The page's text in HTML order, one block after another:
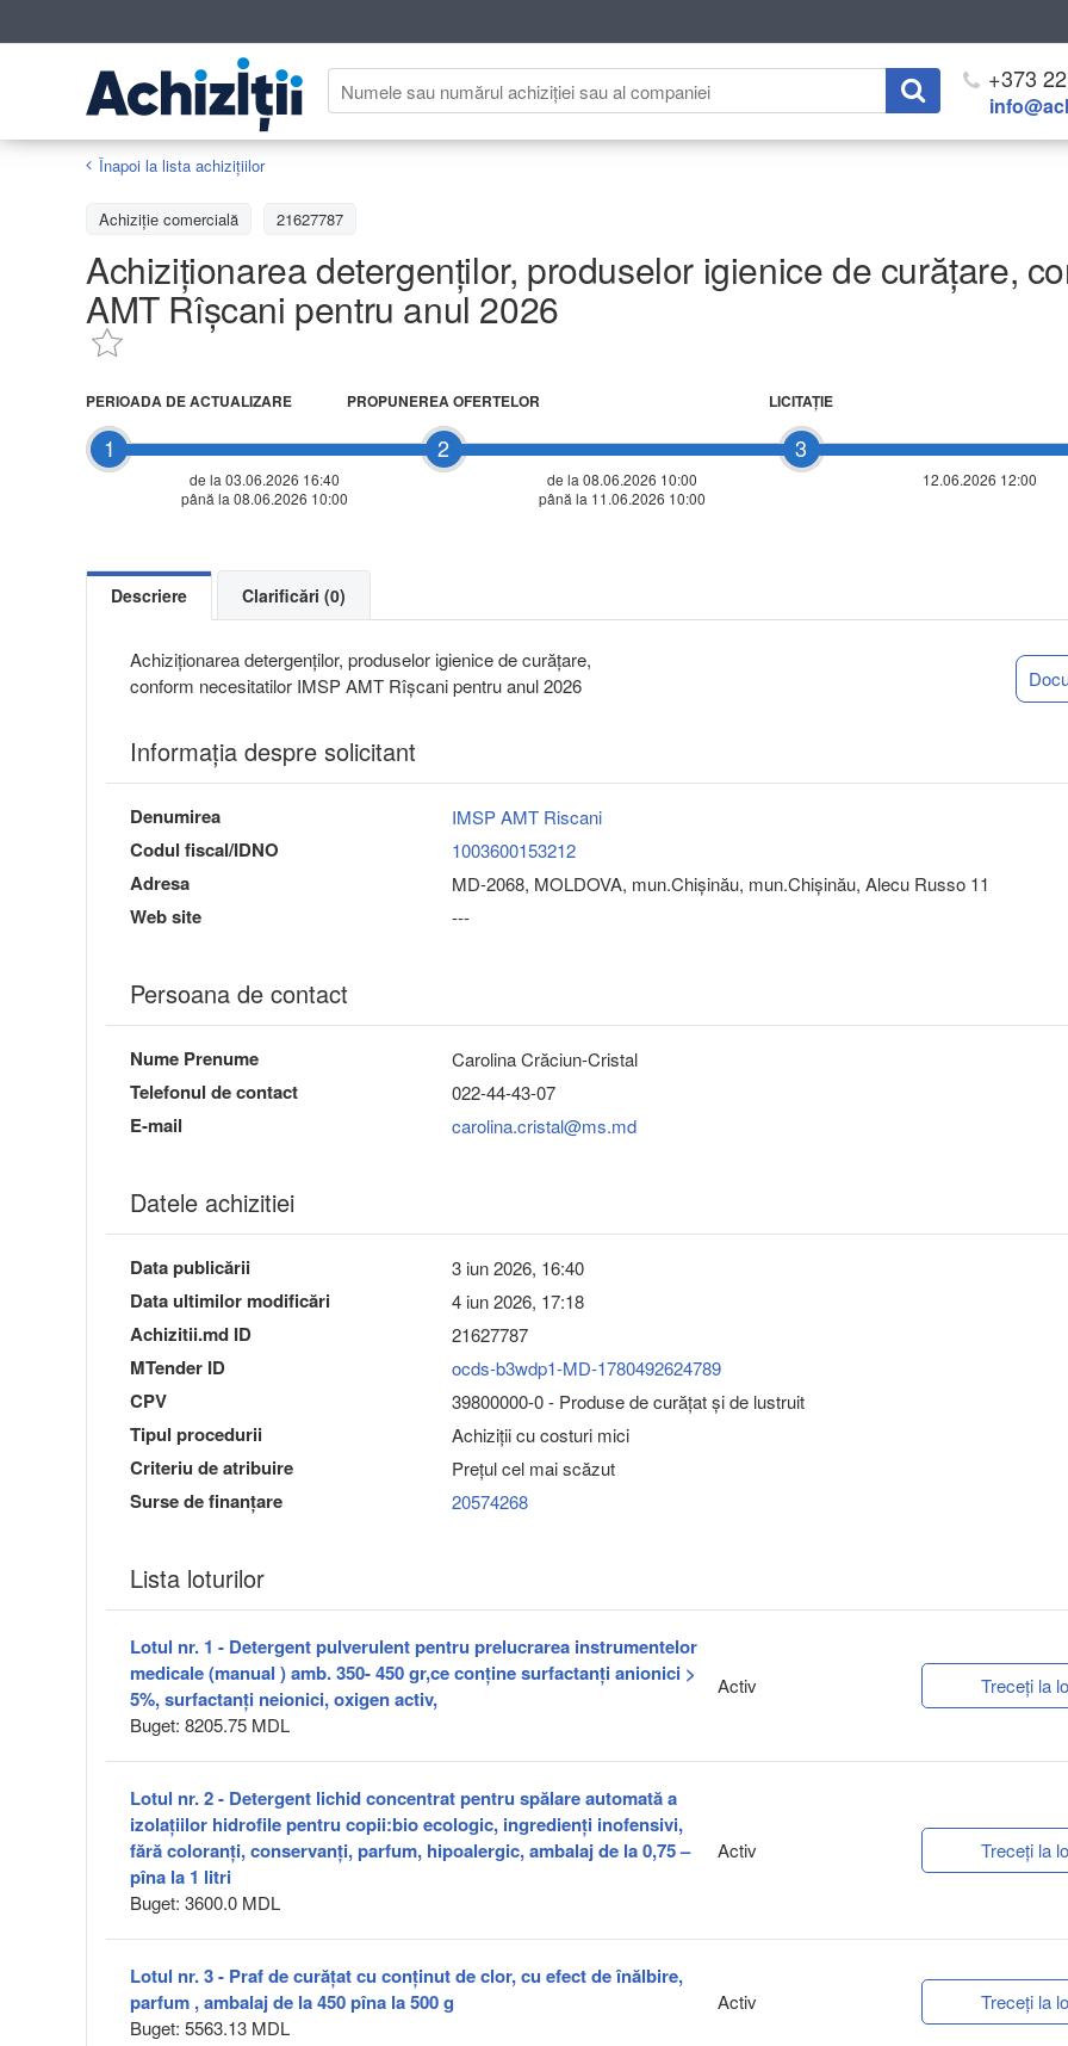
+373
Înapoi la lista achiziţiilor
Achizițiе comercială 21627787
Achiziţionarea detergenților, produselor igienice de curățare,
AMT Rîșcani pentru anul 2026
1
PERIOADA DE ACTUALIZARE
de la 03.06.2026 16:40
până la 08.06.2026 10:00
2
PROPUNEREA OFERTELOR
de la 08.06.2026 10:00
până la 11.06.2026 10:00
3
LICITAŢIE
12.06.2026 12:00
Descriere Clarificări (0)
Achiziţionarea detergenților, produselor igienice de curățare,
conform necesitatilor IMSP AMT Rîșcani pentru anul 2026
Informaţia despre solicitant
Denumirea IMSP AMT Riscani
Codul fiscal/IDNO 1003600153212
Adresa MD-2068, MOLDOVA, mun.Chişinău, mun.Chişinău, Alecu Russo 11
Web site ---
Persoana de contact
Nume Prenume Carolina Crăciun-Cristal
Telefonul de contact 022-44-43-07
E-mail carolina.cristal@ms.md
Datele achizitiei
Data publicării 3 iun 2026, 16:40
Data ultimilor modificări 4 iun 2026, 17:18
Achizitii.md ID 21627787
MTender ID ocds-b3wdp1-MD-1780492624789
CPV 39800000-0 - Produse de curăţat şi de lustruit
Tipul procedurii Achiziții cu costuri mici
Criteriu de atribuire Preţul cel mai scăzut
Surse de finanțare 20574268
Lista loturilor
Lotul nr. 1 - Detergent pulverulent pentru prelucrarea instrumentelor
medicale (manual ) amb. 350- 450 gr,ce conține surfactanți anionici >
5%, surfactanți neionici, oxigen activ,
Buget: 8205.75 MDL
Activ Treceți la
Lotul nr. 2 - Detergent lichid concentrat pentru spălare automată a
izolațiilor hidrofile pentru copii:bio ecologic, ingredienți inofensivi,
fără coloranți, conservanți, parfum, hipoalergic, ambalaj de la 0,75 –
pîna la 1 litri
Buget: 3600.0 MDL
Activ Treceți la
Lotul nr. 3 - Praf de curăţat cu conținut de clor, cu efect de înălbire,
parfum , ambalaj de la 450 pîna la 500 g
Buget: 5563.13 MDL
Activ Treceți la